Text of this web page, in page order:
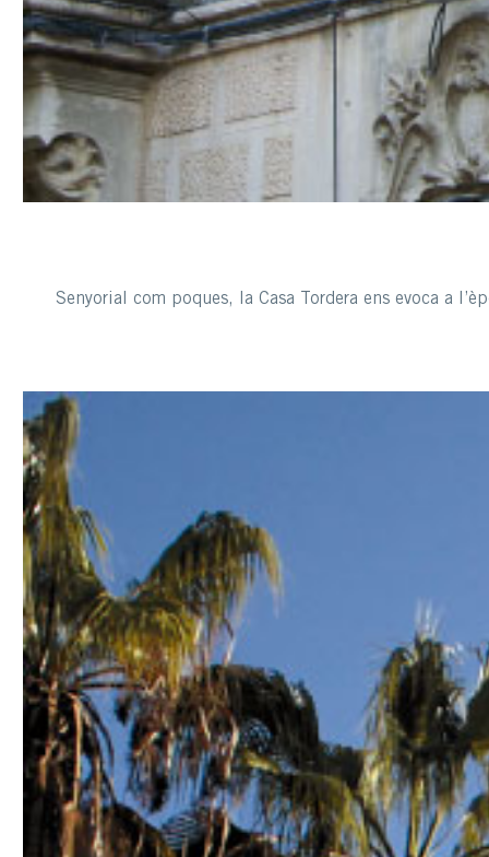
Senyorial com poques, la Casa Tordera ens evoca a